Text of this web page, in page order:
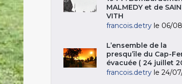
MALMEDY et de
VITH
francois.detry le 06/
L’ensemble de la
presqu’île du Cap-
évacuée ( 24 juillet
francois.detry le 24/